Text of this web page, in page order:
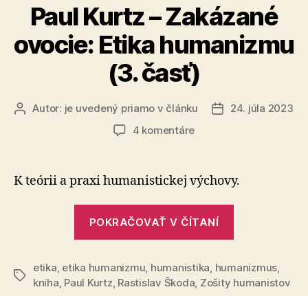
Paul Kurtz – Zakázané
ovocie: Etika humanizmu
(3. časť)
AutorAutor: je uvedený priamo v článku
Dátum
24. júla 2023
4 komentárena
Zakázané
ovocie:
Etika
časť)
K teórii a praxi humanistickej výchovy.
POKRAČOVAŤ V ČÍTANÍ
Zakázané
ovocie:
Značky
etika, etika humanizmu, humanistika, humanizmus,
kniha, Paul Kurtz, Rastislav Škoda, Zošity humanistov